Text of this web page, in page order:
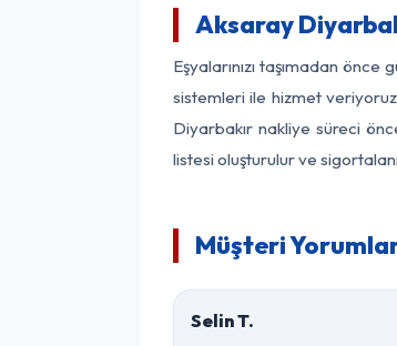
Aksaray
Eşyalarınızı taşımadan
sistemleri ile hizmet
Diyarbakır nakliye süreci
listesi oluşturulur ve
Müşteri
Selin T.